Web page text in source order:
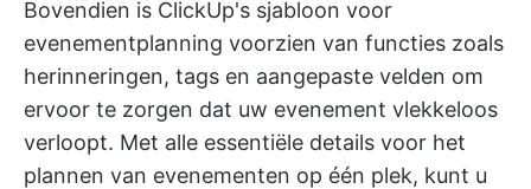
Bovendien is ClickUp's sjabloon voor
evenementplanning voorzien van functies zoals
herinneringen, tags en aangepaste velden om
ervoor te zorgen dat uw evenement vlekkeloos
verloopt. Met alle essentiële details voor het
plannen van evenementen op één plek, kunt u